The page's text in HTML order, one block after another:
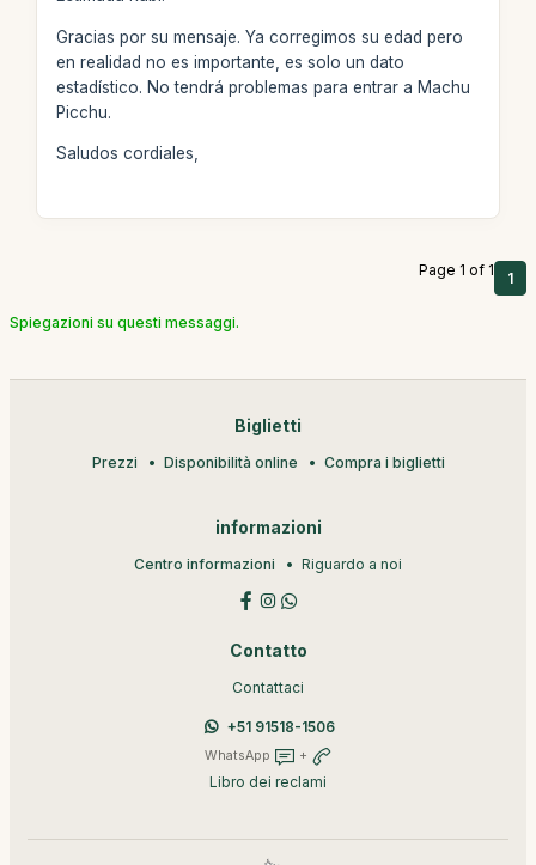
Gracias por su mensaje. Ya corregimos su edad pero
en realidad no es importante, es solo un dato
estadístico. No tendrá problemas para entrar a Machu
Picchu.
Saludos cordiales,
Page 1 of 1 1
Spiegazioni su questi messaggi.
Biglietti
Prezzi Disponibilità online Compra i biglietti
informazioni
Centro informazioni Riguardo a noi
Contatto
Contattaci
+51 91518-1506
WhatsApp +
Libro dei reclami